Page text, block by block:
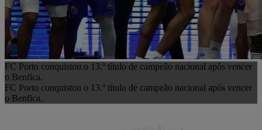
FC Porto conquistou o 13.º título de campeão nacional após vencer
o Benfica.
FC Porto conquistou o 13.º título de campeão nacional após vencer
o Benfica.